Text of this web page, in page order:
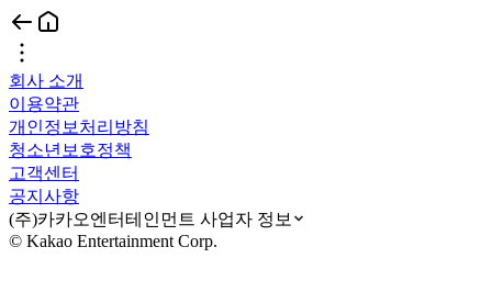
회사 소개
이용약관
개인정보처리방침
청소년보호정책
고객센터
공지사항
(주)카카오엔터테인먼트 사업자 정보
© Kakao Entertainment Corp.